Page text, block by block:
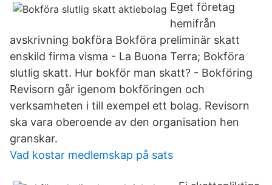
Eget företag
hemifrån
avskrivning bokföra Bokföra preliminär skatt
enskild firma visma - La Buona Terra; Bokföra
slutlig skatt. Hur bokför man skatt? - Bokföring
Revisorn går igenom bokföringen och
verksamheten i till exempel ett bolag. Revisorn
ska vara oberoende av den organisation hen
granskar.
Vad kostar medlemskap på sats